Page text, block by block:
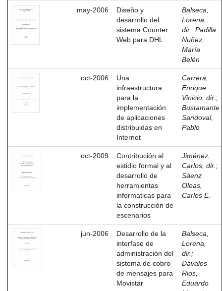
may-2006
Diseño y
desarrollo del
sistema Counter
Web para DHL
Balseca,
Lorena,
dir. ; Padilla
Nuñez,
María
Belén
oct-2006
Una
infraestructura
para la
implementación
de aplicaciones
distribuidas en
Internet
Carrera,
Enrique
Vinicio, dir. ;
Bustamante
Sandoval,
Pablo
oct-2009
Contribución al
estidio formal y al
desarrollo de
herramientas
informaticas para
la construcción de
escenarios
Jiménez,
Carlos, dir. ;
Sáenz
Oleas,
Carlos E.
jun-2006
Desarrollo de la
interfase de
administración del
sistema de cobro
de mensajes para
Movistar
Balseca,
Lorena,
dir. ;
Dávalos
Rios,
Eduardo